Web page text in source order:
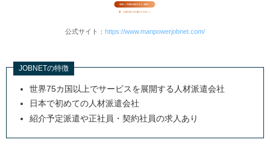
公式サイト： https://www.manpowerjobnet.com/
JOBNETの特徴
世界75カ国以上でサービスを展開する人材派遣会社
日本で初めての人材派遣会社
紹介予定派遣や正社員・契約社員の求人あり